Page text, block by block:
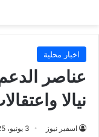
اخبار محلية
عناصر
نيالا
اسفير نيوز 3 يونيو، 2025